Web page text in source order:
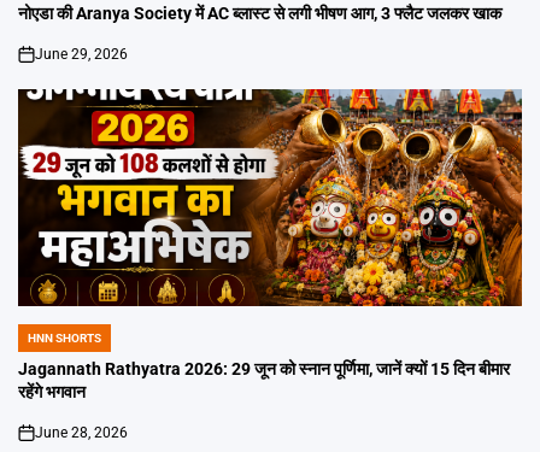
IN
नोएडा की Aranya Society में AC ब्लास्ट से लगी भीषण आग, 3 फ्लैट जलकर खाक
on
June 29, 2026
POSTED
IN
HNN SHORTS
Jagannath Rathyatra 2026: 29 जून को स्नान पूर्णिमा, जानें क्यों 15 दिन बीमार
रहेंगे भगवान
on
June 28, 2026